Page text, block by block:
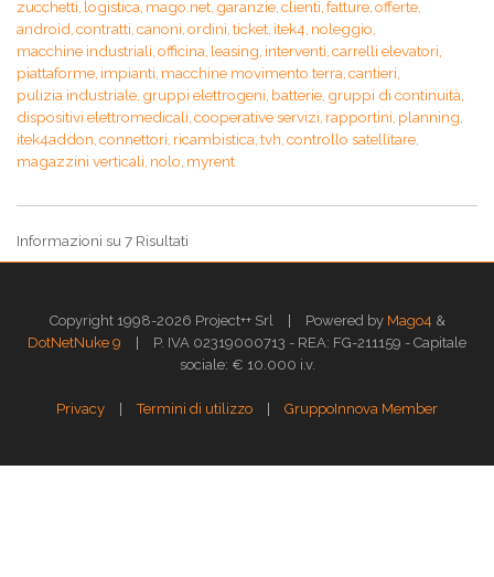
zucchetti, logistica, mago.net, garanzie, clienti, fatture, offerte,
android, contratti, canoni, ordini, ticket, itek4, noleggio,
macchine industriali, officina, leasing, interventi, carrelli elevatori,
piattaforme, impianti, macchine movimento terra, cantieri,
pulizia industriale, gruppi elettrogeni, batterie, gruppi di continuità,
dispositivi elettromedicali, cooperative servizi, rapportini, planning,
itek4addon, connettori, ricambistica, tvh, controllo satellitare,
magazzini verticali, nolo, myrent
Informazioni su 7 Risultati
Copyright 1998-2026 Project++ Srl | Powered by Mago4 &
DotNetNuke 9
|
P. IVA 02319000713 - REA: FG-211159 - Capitale
sociale: € 10.000 i.v.
Privacy | Termini di utilizzo | GruppoInnova Member